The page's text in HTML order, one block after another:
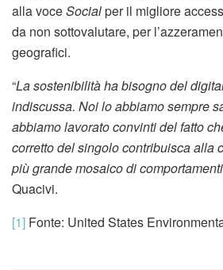
alla voceSocialper il migliore
da non sottovalutare, per
geografici.
“La sostenibilità ha bisogno del
indiscussa. Noi lo abbiamo sempre
abbiamo lavorato convinti del fatto
corretto del singolo contribuisca alla
più grande mosaico di
Quacivi.
[1] Fonte: United States